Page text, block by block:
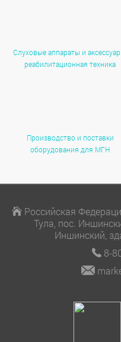
Слуховые аппараты и
реабилитационная техника
Производство и поставки
оборудования для МГН
Российская
Тула, пос.
Иншинский,
8-